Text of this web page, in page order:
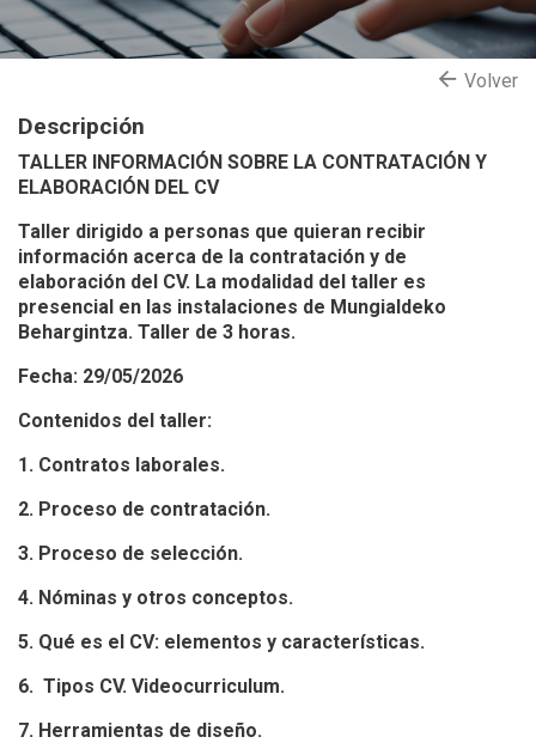
Volver
Descripción
TALLER INFORMACIÓN SOBRE LA CONTRATACIÓN Y
ELABORACIÓN DEL CV
Taller dirigido a personas que quieran recibir
información acerca de la contratación y de
elaboración del CV. La modalidad del taller es
presencial en las instalaciones de Mungialdeko
Behargintza. Taller de 3 horas.
Fecha: 29/05/2026
Contenidos del taller:
1. Contratos laborales.
2. Proceso de contratación.
3. Proceso de selección.
4. Nóminas y otros conceptos.
5. Qué es el CV: elementos y características.
6. Tipos CV. Videocurriculum.
7. Herramientas de diseño.